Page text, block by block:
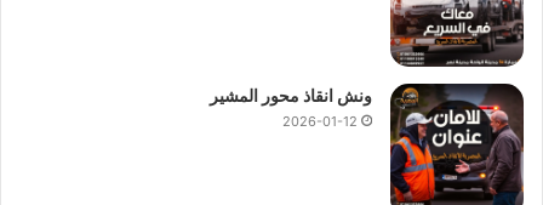
ونش انقاذ محور المشير
2026-01-12